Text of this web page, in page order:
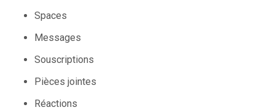
Spaces
Messages
Souscriptions
Pièces jointes
Réactions